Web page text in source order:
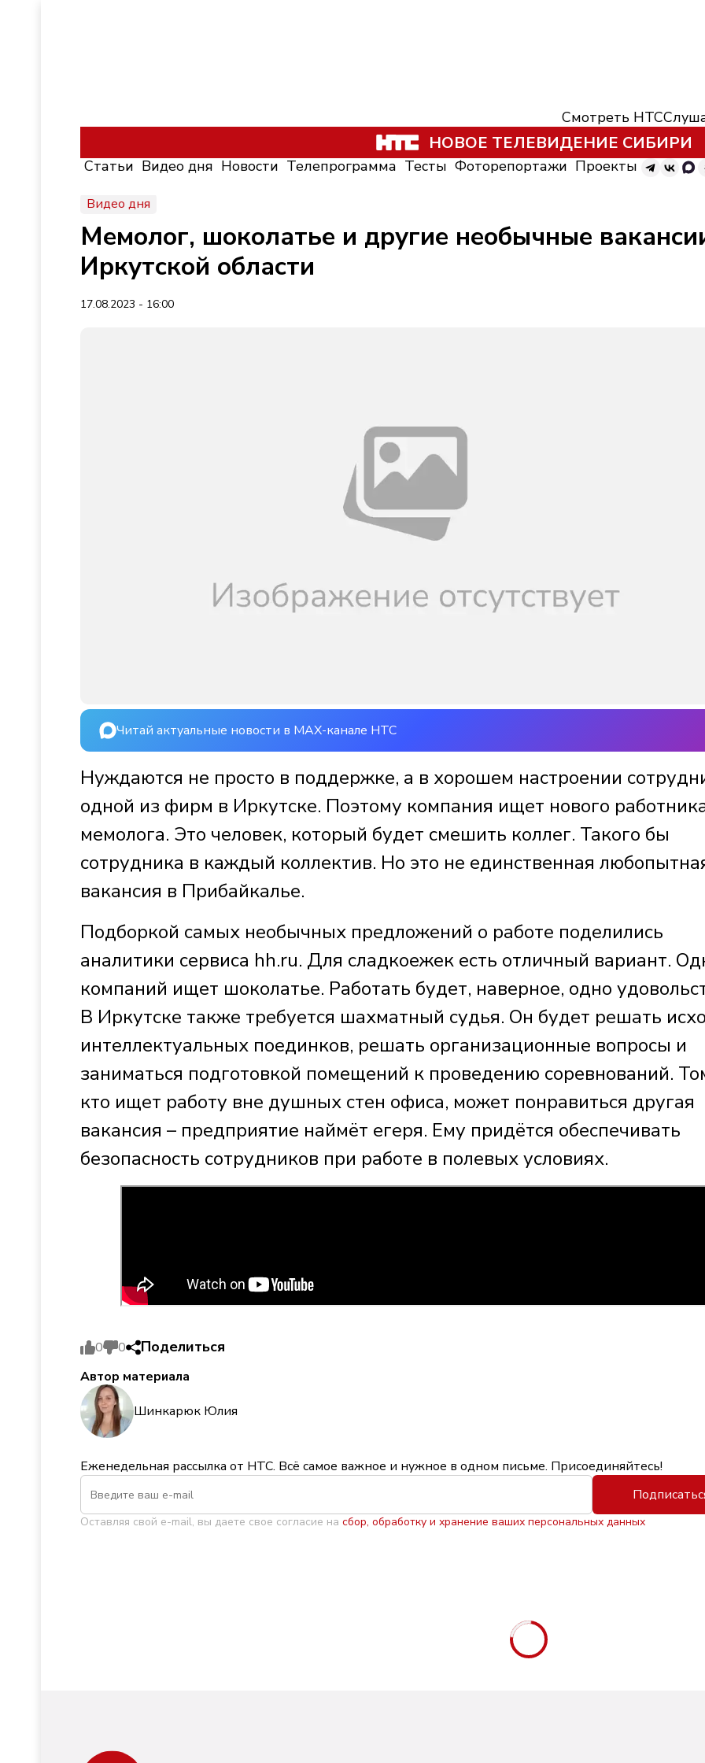
Смотреть НТС
НОВОЕ ТЕЛЕВИДЕНИЕ СИБИРИ
Статьи Видео дня Новости Телепрограмма Тесты Фоторепортажи Проекты
Видео дня
Мемолог, шоколатье и другие необычные
Иркутской области
17.08.2023 - 16:00
Читай актуальные новости в MAX-канале НТС
Нуждаются не просто в поддержке, а в хорошем настроении
одной из фирм в Иркутске. Поэтому компания ищет нового
мемолога. Это человек, который будет смешить коллег. Такого бы
сотрудника в каждый коллектив. Но это не единственная
вакансия в Прибайкалье.
Подборкой самых необычных предложений о работе поделились
аналитики сервиса hh.ru. Для сладкоежек есть отличный вариант.
компаний ищет шоколатье. Работать будет, наверное, одно
В Иркутске также требуется шахматный судья. Он будет решать
интеллектуальных поединков, решать организационные вопросы и
заниматься подготовкой помещений к проведению соревнований.
кто ищет работу вне душных стен офиса, может понравиться другая
вакансия – предприятие наймёт егеря. Ему придётся обеспечивать
безопасность сотрудников при работе в полевых условиях.
0 0 Поделиться
Автор материала
Шинкарюк Юлия
Еженедельная рассылка от НТС. Всё самое важное и нужное в одном письме. Присоединяйтесь!
Оставляя свой e-mail, вы даете свое согласие на сбор, обработку и хранение ваших персональных данных